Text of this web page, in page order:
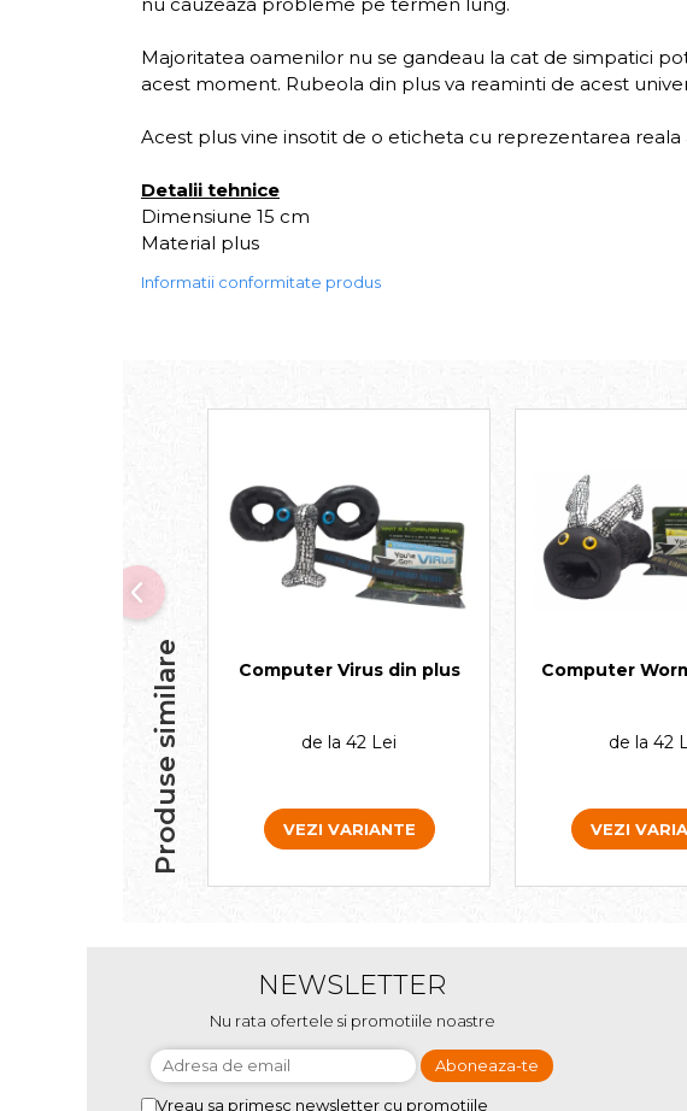
Majoritatea oamenilor nu se gandeau la cat de simpatici
acest moment. Rubeola din plus va reaminti de acest
Acest plus vine insotit de o eticheta cu reprezentarea reala
Detalii tehnice
Dimensiune 15 cm
Material plus
Informatii conformitate produs
Produse similare Computer Virus din plus
de la 42 Lei
VEZI VARIANTE
Computer
de la 42
VEZI
NEWSLETTER
Nu rata ofertele si promotiile noastre
Vreau sa primesc newsletter cu promotiile